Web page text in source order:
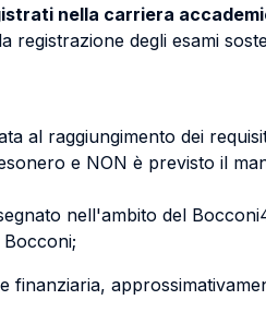
nella carriera
registrazione degli esami
al raggiungimento dei
e NON è previsto il
nell'ambito del
finanziaria,